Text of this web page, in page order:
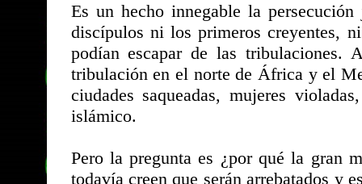
Es un hecho innegable la
discípulos ni los primeros creyentes,
podían escapar de las tribulaciones.
tribulación en el norte de África y el
ciudades saqueadas, mujeres
islámico.
Pero la pregunta es ¿por qué la gran
todavía creen que serán arrebatados y